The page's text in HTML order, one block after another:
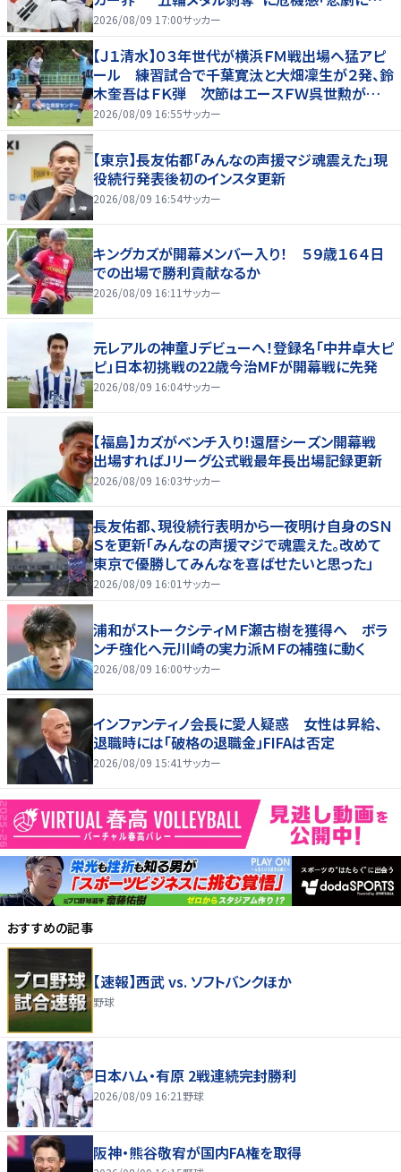
舞われる」
2026/08/09 17:00サッカー
【Ｊ１清水】０３年世代が横浜ＦＭ戦出場へ猛アピ
ール 練習試合で千葉寛汰と大畑凜生が２発、鈴
木奎吾はＦＫ弾 次節はエースＦＷ呉世勲が出
場停止
2026/08/09 16:55サッカー
【東京】長友佑都「みんなの声援マジ魂震えた」現
役続行発表後初のインスタ更新
2026/08/09 16:54サッカー
キングカズが開幕メンバー入り！ ５９歳１６４日
での出場で勝利貢献なるか
2026/08/09 16:11サッカー
元レアルの神童Ｊデビューへ！登録名「中井卓大ピ
ピ」日本初挑戦の22歳今治MFが開幕戦に先発
2026/08/09 16:04サッカー
【福島】カズがベンチ入り！還暦シーズン開幕戦
出場すればＪリーグ公式戦最年長出場記録更新
2026/08/09 16:03サッカー
長友佑都、現役続行表明から一夜明け自身のＳＮ
Ｓを更新「みんなの声援マジで魂震えた。改めて
東京で優勝してみんなを喜ばせたいと思った」
2026/08/09 16:01サッカー
浦和がストークシティＭＦ瀬古樹を獲得へ ボラ
ンチ強化へ元川崎の実力派ＭＦの補強に動く
2026/08/09 16:00サッカー
インファンティノ会長に愛人疑惑 女性は昇給、
退職時には「破格の退職金」FIFAは否定
2026/08/09 15:41サッカー
おすすめの記事
【速報】西武 vs. ソフトバンクほか
野球
日本ハム・有原 2戦連続完封勝利
2026/08/09 16:21 野球
阪神・熊谷敬宥が国内FA権を取得